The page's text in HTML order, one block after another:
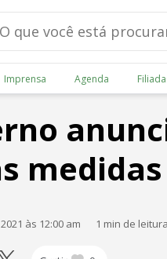
Imprensa Agenda
às 12:00 am
1 min de leitura